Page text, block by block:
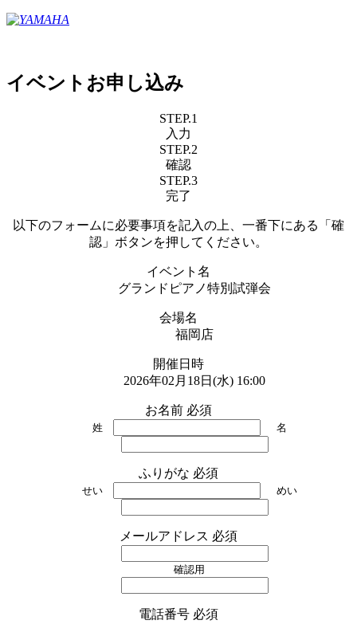
イベントお申し込み
STEP.1
入力
STEP.2
確認
STEP.3
完了
以下のフォームに必要事項を記入の上、一番下にある「確
認」ボタンを押してください。
イベント名
グランドピアノ特別試弾会
会場名
福岡店
開催日時
2026年02月18日(水) 16:00
お名前 必須
姓 名
ふりがな 必須
せい めい
メールアドレス 必須
確認用
電話番号 必須